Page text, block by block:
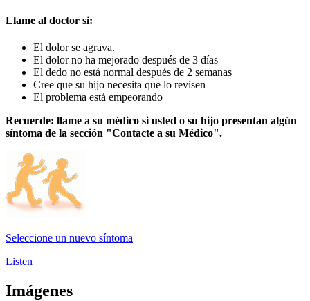
Llame al doctor si:
El dolor se agrava.
El dolor no ha mejorado después de 3 días
El dedo no está normal después de 2 semanas
Cree que su hijo necesita que lo revisen
El problema está empeorando
Recuerde: llame a su médico si usted o su hijo presentan algún
síntoma de la sección "Contacte a su Médico".
Seleccione un nuevo síntoma
Listen
Imágenes